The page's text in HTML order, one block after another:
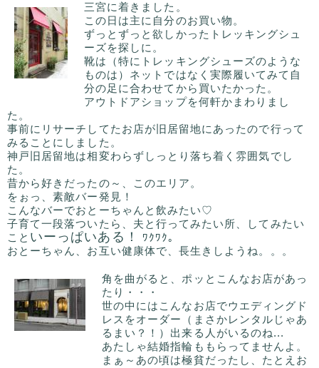
三宮に着きました。
この日は主に自分のお買い物。
ずっとずっと欲しかったトレッキングシュ
ーズを探しに。
靴は（特にトレッキングシューズのような
ものは）ネットではなく実際履いてみて自
分の足に合わせてから買いたかった。
アウトドアショップを何軒かまわりまし
た。
事前にリサーチしてたお店が旧居留地にあったので行って
みることにしました。
神戸旧居留地は相変わらずしっとり落ち着く雰囲気でし
た。
昔から好きだったの～、このエリア。
をぉっ、素敵バー発見！
こんなバーでおとーちゃんと飲みたい♡
子育て一段落ついたら、夫と行ってみたい所、してみたい
こと いーっぱいある！
ﾜｸﾜｸ｡
おとーちゃん、お互い健康体で、長生きしようね。。。
角を曲がると、ポッとこんなお店があっ
たり・・・
世の中にはこんなお店でウエディングド
レスをオーダー（まさかレンタルじゃあ
るまい？！）出来る人がいるのね...
あたしゃ結婚指輪ももらってませんよ。
まぁ～あの頃は極貧だったし、たとえお